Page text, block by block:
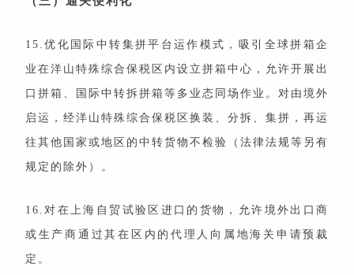
15.优化国际中转集拼平台运作模式，吸引全球拼箱企
业在洋山特殊综合保税区内设立拼箱中心，允许开展出
口拼箱、国际中转拆拼箱等多业态同场作业。对由境外
启运，经洋山特殊综合保税区换装、分拆、集拼，再运
往其他国家或地区的中转货物不检验（法律法规等另有
规定的除外）。
16.对在上海自贸试验区进口的货物，允许境外出口商
或生产商通过其在区内的代理人向属地海关申请预裁
定。